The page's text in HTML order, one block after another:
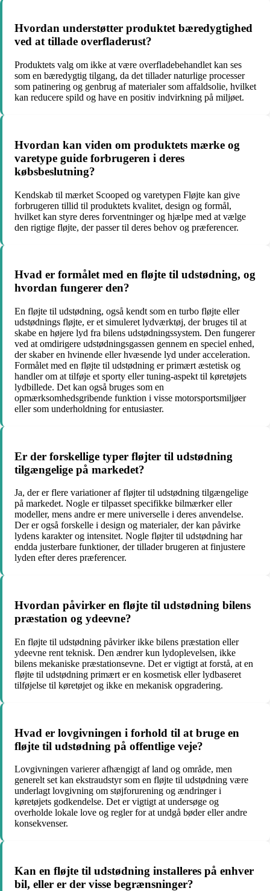
Hvordan understøtter produktet bæredygtighed
ved at tillade overfladerust?
Produktets valg om ikke at være overfladebehandlet kan ses
som en bæredygtig tilgang, da det tillader naturlige processer
som patinering og genbrug af materialer som affaldsolie, hvilket
kan reducere spild og have en positiv indvirkning på miljøet.
Hvordan kan viden om produktets mærke og
varetype guide forbrugeren i deres
købsbeslutning?
Kendskab til mærket Scooped og varetypen Fløjte kan give
forbrugeren tillid til produktets kvalitet, design og formål,
hvilket kan styre deres forventninger og hjælpe med at vælge
den rigtige fløjte, der passer til deres behov og præferencer.
Hvad er formålet med en fløjte til udstødning, og
hvordan fungerer den?
En fløjte til udstødning, også kendt som en turbo fløjte eller
udstødnings fløjte, er et simuleret lydværktøj, der bruges til at
skabe en højere lyd fra bilens udstødningssystem. Den fungerer
ved at omdirigere udstødningsgassen gennem en speciel enhed,
der skaber en hvinende eller hvæsende lyd under acceleration.
Formålet med en fløjte til udstødning er primært æstetisk og
handler om at tilføje et sporty eller tuning-aspekt til køretøjets
lydbillede. Det kan også bruges som en
opmærksomhedsgribende funktion i visse motorsportsmiljøer
eller som underholdning for entusiaster.
Er der forskellige typer fløjter til udstødning
tilgængelige på markedet?
Ja, der er flere variationer af fløjter til udstødning tilgængelige
på markedet. Nogle er tilpasset specifikke bilmærker eller
modeller, mens andre er mere universelle i deres anvendelse.
Der er også forskelle i design og materialer, der kan påvirke
lydens karakter og intensitet. Nogle fløjter til udstødning har
endda justerbare funktioner, der tillader brugeren at finjustere
lyden efter deres præferencer.
Hvordan påvirker en fløjte til udstødning bilens
præstation og ydeevne?
En fløjte til udstødning påvirker ikke bilens præstation eller
ydeevne rent teknisk. Den ændrer kun lydoplevelsen, ikke
bilens mekaniske præstationsevne. Det er vigtigt at forstå, at en
fløjte til udstødning primært er en kosmetisk eller lydbaseret
tilføjelse til køretøjet og ikke en mekanisk opgradering.
Hvad er lovgivningen i forhold til at bruge en
fløjte til udstødning på offentlige veje?
Lovgivningen varierer afhængigt af land og område, men
generelt set kan ekstraudstyr som en fløjte til udstødning være
underlagt lovgivning om støjforurening og ændringer i
køretøjets godkendelse. Det er vigtigt at undersøge og
overholde lokale love og regler for at undgå bøder eller andre
konsekvenser.
Kan en fløjte til udstødning installeres på enhver
bil, eller er der visse begrænsninger?